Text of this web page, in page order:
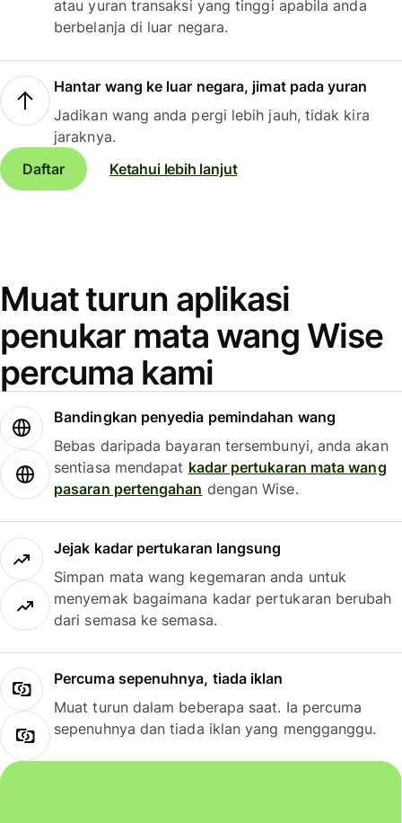
atau yuran transaksi yang tinggi apabila anda
berbelanja di luar negara.
Hantar wang ke luar negara, jimat pada yuran
Jadikan wang anda pergi lebih jauh, tidak kira
jaraknya.
Daftar
Ketahui lebih lanjut
Muat turun aplikasi
penukar mata wang Wise
percuma kami
Bandingkan penyedia pemindahan wang
Bebas daripada bayaran tersembunyi, anda akan
sentiasa mendapat kadar pertukaran mata wang
pasaran pertengahan dengan Wise.
Jejak kadar pertukaran langsung
Simpan mata wang kegemaran anda untuk
menyemak bagaimana kadar pertukaran berubah
dari semasa ke semasa.
Percuma sepenuhnya, tiada iklan
Muat turun dalam beberapa saat. Ia percuma
sepenuhnya dan tiada iklan yang mengganggu.